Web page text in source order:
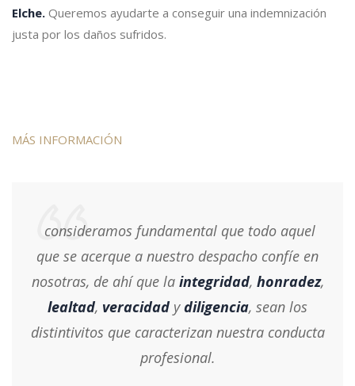
Elche. Queremos ayudarte a conseguir una indemnización
justa por los daños sufridos.
MÁS INFORMACIÓN
consideramos fundamental que todo aquel
que se acerque a nuestro despacho confíe en
nosotras, de ahí que la integridad, honradez,
lealtad, veracidad ydiligencia, sean los
distintivitos que caracterizan nuestra conducta
profesional.